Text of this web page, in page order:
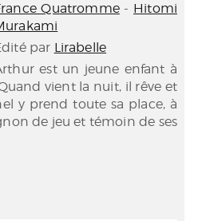
Quatromme- Hitomi
par Lirabelle
est un jeune enfant à
vient la nuit, il rêve et
y prend toute sa place, à
de jeu et témoin de ses